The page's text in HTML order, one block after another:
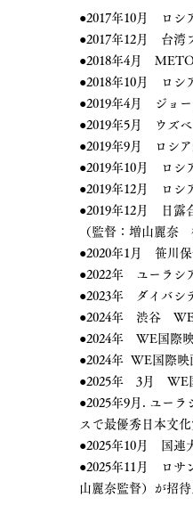
●2017年10月 ロシ
●2017年12月 台湾
●2018年4月
●2018年10月 ロシ
●2019年4月 ジョ
●2019年5月 ウズ
●2019年9月 ロシア
●2019年10月 ロシ
●2019年12月 ロシ
●2019年12月 日露
（監督：増山麗奈
●2020年1月 笹川
●2022年 ユーラシ
●2023年 ダイバ
●2024年 渋谷 WE
●2024年 WE国際
●2024年 WE国際
●2025年 3月 WE
●2025年9月. ユー
スで最優秀日本文
●2025年10月 国連
●2025年11月 ロサ
山麗奈監督）が招